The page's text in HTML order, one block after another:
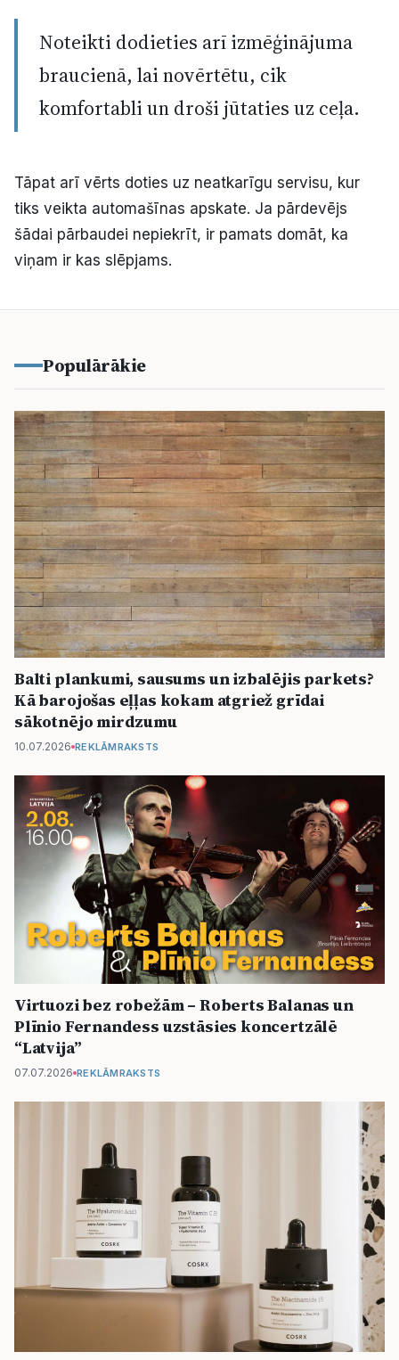
Noteikti dodieties arī izmēģinājuma
braucienā, lai novērtētu, cik
komfortabli un droši jūtaties uz ceļa.
Tāpat arī vērts doties uz neatkarīgu servisu, kur
tiks veikta automašīnas apskate. Ja pārdevējs
šādai pārbaudei nepiekrīt, ir pamats domāt, ka
viņam ir kas slēpjams.
Populārākie
Balti plankumi, sausums un izbalējis parkets?
Kā barojošas eļļas kokam atgriež grīdai
sākotnējo mirdzumu
10.07.2026 REKLĀMRAKSTS
Virtuozi bez robežām – Roberts Balanas un
Plīnio Fernandess uzstāsies koncertzālē
“Latvija”
07.07.2026 REKLĀMRAKSTS